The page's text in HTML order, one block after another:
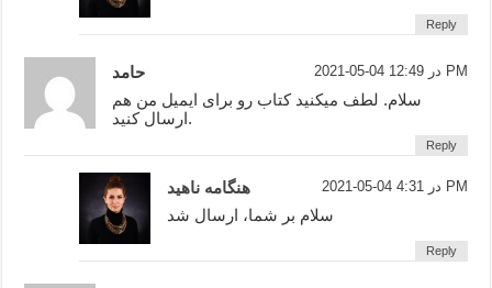
Reply
حامد 2021-05-04 در 12:49 PM
سلام. لطف میکنید کتاب رو برای ایمیل من هم
ارسال کنید.
Reply
هنگامه ناهید 2021-05-04 در 4:31 PM
سلام بر شما، ارسال شد
Reply